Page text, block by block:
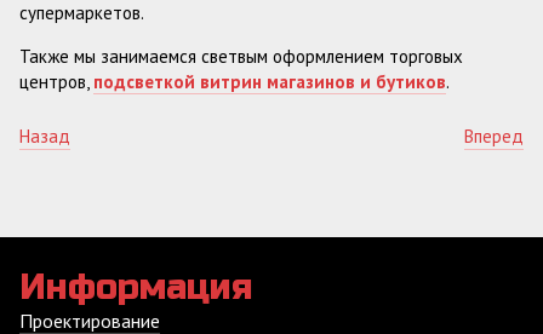
супермаркетов.
Также мы занимаемся светвым оформлением торговых
центров, подсветкой витрин магазинов и бутиков.
Назад Вперед
Информация
Проектирование